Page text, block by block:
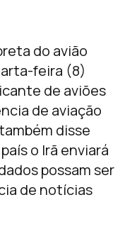
do avião
feira (8)
de aviões
de aviação
disse
o Irã enviará
possam ser
de notícias